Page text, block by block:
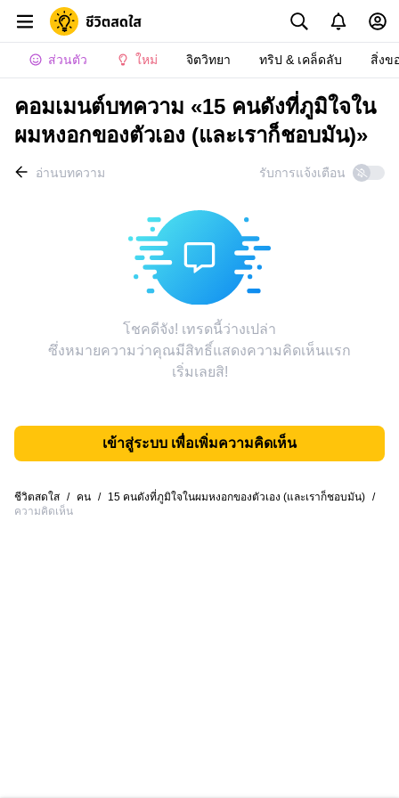
ส่วนตัว ใหม่ จิตวิทยา ทริป & เคล็ดลับ สิ่งข
คอมเมนต์บทความ «15 คนดังที่ภูมิใจใน
ผมหงอกของตัวเอง (และเราก็ชอบมัน)»
อ่านบทความ รับการแจ้งเตือน
โชคดีจัง! เทรดนี้ว่างเปล่า
ซึ่งหมายความว่าคุณมีสิทธิ์แสดงความคิดเห็นแรก
เริ่มเลยสิ!
เข้าสู่ระบบ เพื่อเพิ่มความคิดเห็น
ชีวิตสดใส / คน / 15 คนดังที่ภูมิใจในผมหงอกของตัวเอง (และเราก็ชอบมัน) /
ความคิดเห็น